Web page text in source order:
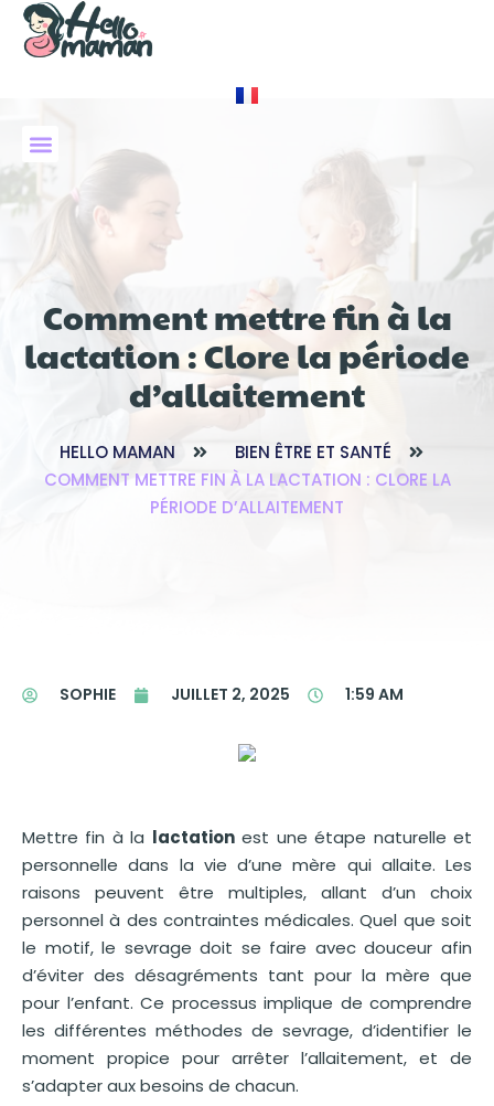
Comment mettre fin à la
lactation : Clore la période
d’allaitement
HELLO MAMAN
BIEN ÊTRE ET SANTÉ
COMMENT METTRE FIN À LA LACTATION : CLORE LA
PÉRIODE D’ALLAITEMENT
SOPHIE JUILLET 2, 2025 1:59 AM
Mettre fin à la lactationest une étape naturelle et
personnelle dans la vie d’une mère qui allaite. Les
raisons peuvent être multiples, allant d’un choix
personnel à des contraintes médicales. Quel que soit
le motif, le sevrage doit se faire avec douceur afin
d’éviter des désagréments tant pour la mère que
pour l’enfant. Ce processus implique de comprendre
les différentes méthodes de sevrage, d’identifier le
moment propice pour arrêter l’allaitement, et de
s’adapter aux besoins de chacun.